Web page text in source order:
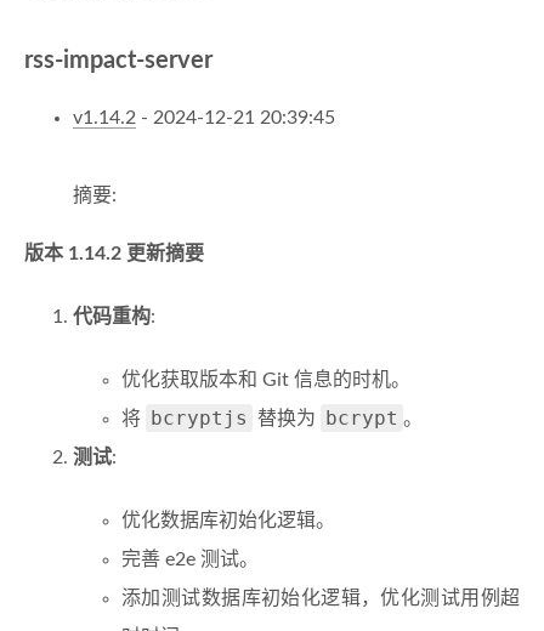
rss-impact-server
v1.14.2 - 2024-12-21 20:39:45
摘要:
版本 1.14.2 更新摘要
代码重构:
优化获取版本和 Git 信息的时机。
将 bcryptjs 替换为 bcrypt 。
测试:
优化数据库初始化逻辑。
完善 e2e 测试。
添加测试数据库初始化逻辑，优化测试用例超